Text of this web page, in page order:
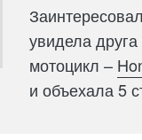
увидела
мотоцикл –
и объехала 5